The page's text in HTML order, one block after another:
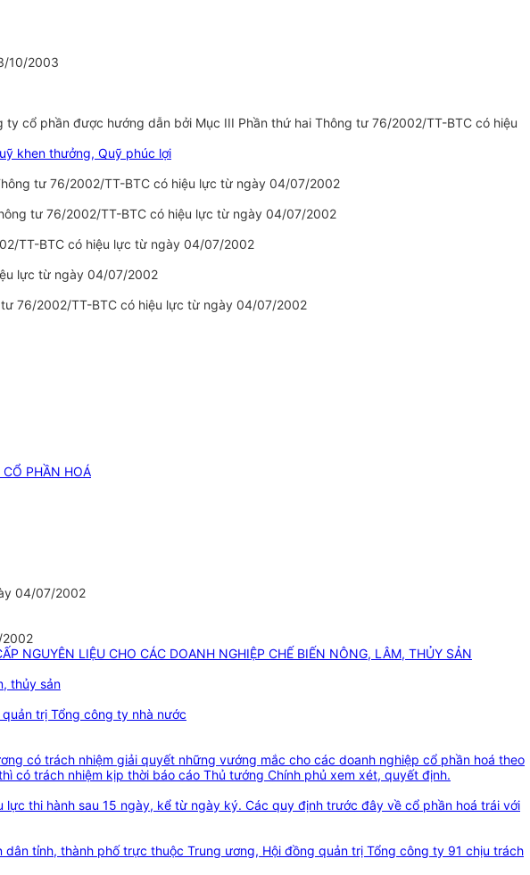
10/2003
cổ phần được hướng dẫn bởi Mục III Phần thứ hai Thông tư 76/2002/TT-BTC có hiệu
khen thưởng, Quỹ phúc lợi
tư 76/2002/TT-BTC có hiệu lực từ ngày 04/07/2002
tư 76/2002/TT-BTC có hiệu lực từ ngày 04/07/2002
TT-BTC có hiệu lực từ ngày 04/07/2002
lực từ ngày 04/07/2002
76/2002/TT-BTC có hiệu lực từ ngày 04/07/2002
PHẦN HOÁ
04/07/2002
2002
NGUYÊN LIỆU CHO CÁC DOANH NGHIỆP CHẾ BIẾN NÔNG, LÂM, THỦY SẢN
thủy sản
trị Tổng công ty nhà nước
có trách nhiệm giải quyết những vướng mắc cho các doanh nghiệp cổ phần hoá theo
có trách nhiệm kịp thời báo cáo Thủ tướng Chính phủ xem xét, quyết định.
thi hành sau 15 ngày, kể từ ngày ký. Các quy định trước đây về cổ phần hoá trái với
tỉnh, thành phố trực thuộc Trung ương, Hội đồng quản trị Tổng công ty 91 chịu trách